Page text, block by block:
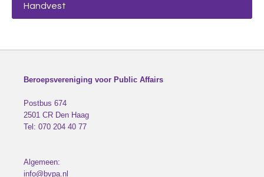
Handvest
Beroepsvereniging voor Public Affairs
Postbus 674
2501 CR Den Haag
Tel: 070 204 40 77
Algemeen:
info@bvpa.nl